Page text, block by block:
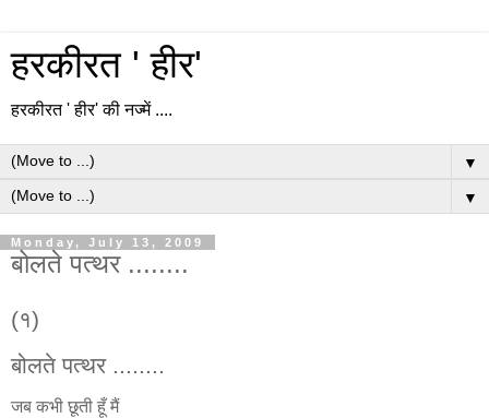
हरकीरत ' हीर'
हरकीरत ' हीर' की नज्में ....
▼
▼
Monday, July 13, 2009
बोलते पत्थर ........
(१)
बोलते पत्थर ........
जब कभी छूती हूँ मैं